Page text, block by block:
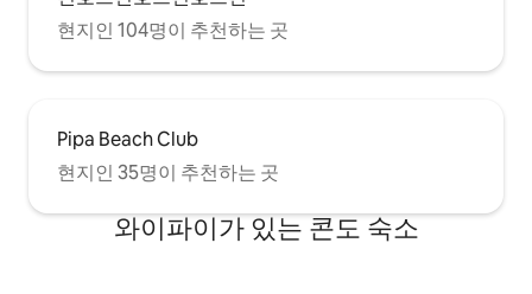
현지인 104명이 추천하는 곳
Pipa Beach Club
현지인 35명이 추천하는 곳
와이파이가 있는 콘도 숙소